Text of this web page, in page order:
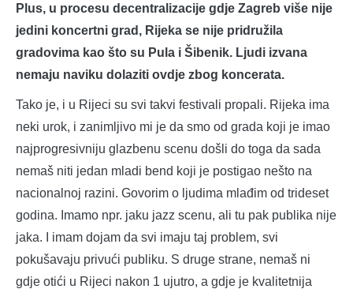
Plus, u procesu decentralizacije gdje Zagreb više nije
jedini koncertni grad, Rijeka se nije pridružila
gradovima kao što su Pula i Šibenik. Ljudi izvana
nemaju naviku dolaziti ovdje zbog koncerata.
Tako je, i u Rijeci su svi takvi festivali propali. Rijeka ima
neki urok, i zanimljivo mi je da smo od grada koji je imao
najprogresivniju glazbenu scenu došli do toga da sada
nemaš niti jedan mladi bend koji je postigao nešto na
nacionalnoj razini. Govorim o ljudima mlađim od trideset
godina. Imamo npr. jaku jazz scenu, ali tu pak publika nije
jaka. I imam dojam da svi imaju taj problem, svi
pokušavaju privući publiku. S druge strane, nemaš ni
gdje otići u Rijeci nakon 1 ujutro, a gdje je kvalitetnija